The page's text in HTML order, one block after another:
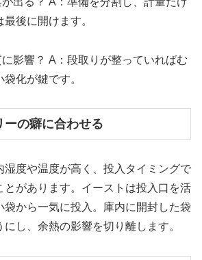
後に開けます。
影響？ A：段取りが整っていればむ
化が鍵です。
ーの癖に合わせる
湿度や温度が高く、投入タイミングで
とがあります。イーストは投入口を活
袋から一気に投入。庫内に開封した袋
し、余熱の影響を切り離します。